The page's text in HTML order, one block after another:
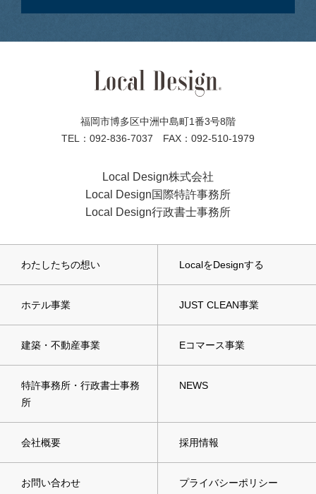
福岡市博多区中洲中島町1番3号8階
TEL：092-836-7037 FAX：092-510-1979
Local Design株式会社
Local Design国際特許事務所
Local Design行政書士事務所
わたしたちの想い LocalをDesignする
ホテル事業 JUST CLEAN事業
建築・不動産事業 Eコマース事業
特許事務所・行政書士事務
所
NEWS
会社概要 採用情報
お問い合わせ プライバシーポリシー